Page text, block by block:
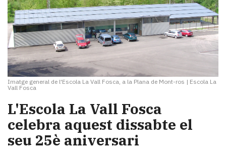
Imatge general de l'Escola La Vall Fosca, a la Plana de Mont-ros | Escola La
Vall Fosca
L'Escola La Vall Fosca ​
celebra aquest dissabte el
seu 25è aniversari